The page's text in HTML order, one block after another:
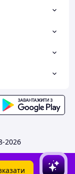
2026